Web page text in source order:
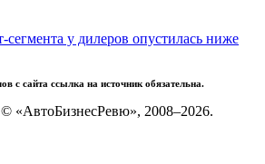
сегмента у дилеров опустилась ниже
с сайта ссылка на источник обязательна.
«АвтоБизнесРевю», 2008–2026.